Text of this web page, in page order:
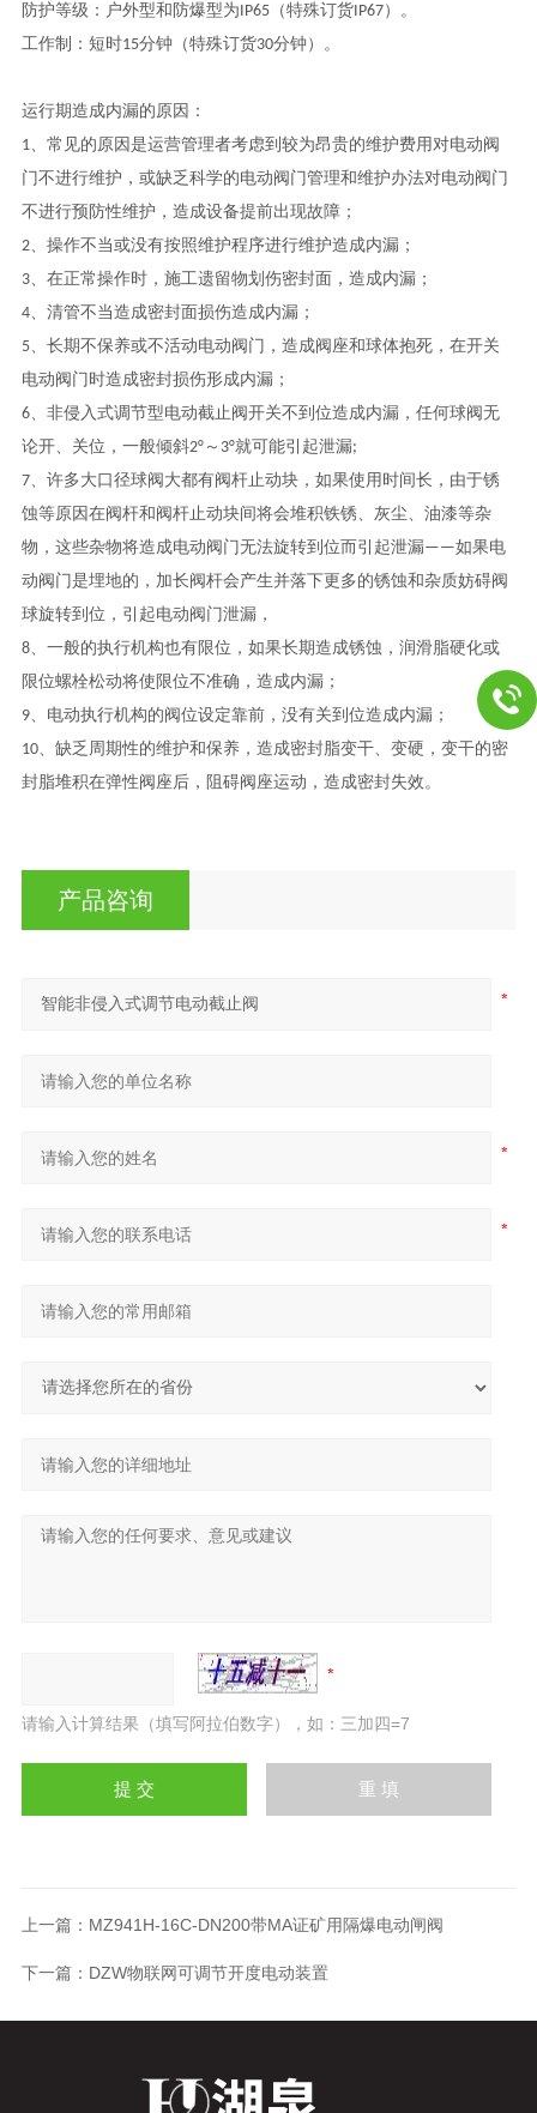
防护等级：户外型和防爆型为IP65（特殊订货IP67）。
工作制：短时15分钟（特殊订货30分钟）。
运行期造成内漏的原因：
1、常见的原因是运营管理者考虑到较为昂贵的维护费用对电动阀
门不进行维护，或缺乏科学的电动阀门管理和维护办法对电动阀门
不进行预防性维护，造成设备提前出现故障；
2、操作不当或没有按照维护程序进行维护造成内漏；
3、在正常操作时，施工遗留物划伤密封面，造成内漏；
4、清管不当造成密封面损伤造成内漏；
5、长期不保养或不活动电动阀门，造成阀座和球体抱死，在开关
电动阀门时造成密封损伤形成内漏；
6、 非侵入式调节型电动截止阀开关不到位造成内漏，任何球阀无
论开、关位，一般倾斜2°～3°就可能引起泄漏;
7、许多大口径球阀大都有阀杆止动块，如果使用时间长，由于锈
蚀等原因在阀杆和阀杆止动块间将会堆积铁锈、灰尘、油漆等杂
物，这些杂物将造成电动阀门无法旋转到位而引起泄漏——如果电
动阀门是埋地的，加长阀杆会产生并落下更多的锈蚀和杂质妨碍阀
球旋转到位，引起电动阀门泄漏，
8、一般的执行机构也有限位，如果长期造成锈蚀，润滑脂硬化或
限位螺栓松动将使限位不准确，造成内漏；
9、电动执行机构的阀位设定靠前，没有关到位造成内漏；
10、缺乏周期性的维护和保养，造成密封脂变干、变硬，变干的密
封脂堆积在弹性阀座后，阻碍阀座运动，造成密封失效。
产品咨询
请输入计算结果（填写阿拉伯数字），如：三加四=7
上一篇： MZ941H-16C-DN200带MA证矿用隔爆电动闸阀
下一篇： DZW物联网可调节开度电动装置